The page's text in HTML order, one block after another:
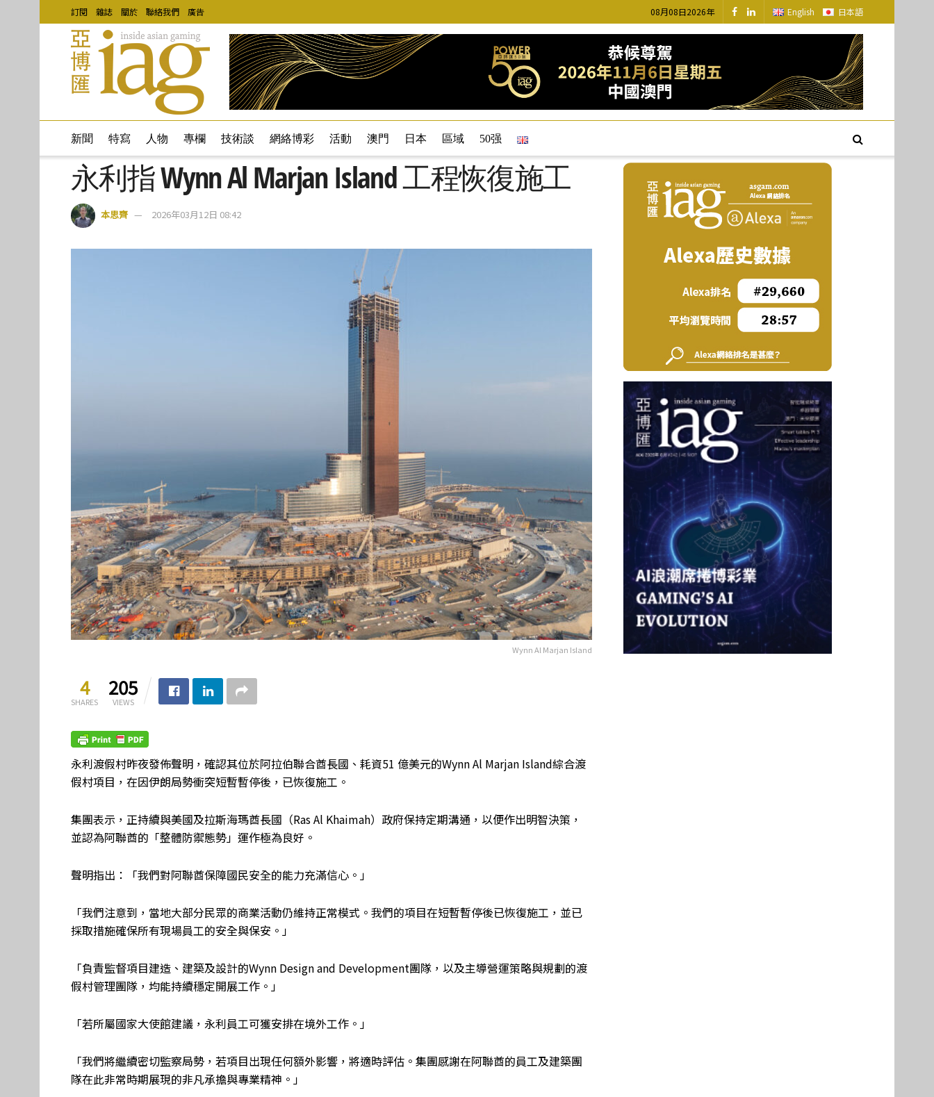
訂閱 雜誌 關於 聯絡我們 廣告 08月08日2026年 English 日本語
新聞 特寫 人物 專欄 技術談 網絡博彩 活動 澳門 日本 區域 50强
永利指 Wynn Al Marjan Island 工程恢復施工
本思齊 2026年03月12日 08:42
Wynn Al Marjan Island
4
SHARES
205
VIEWS
永利渡假村昨夜發佈聲明，確認其位於阿拉伯聯合酋長國、耗資51 億美元的Wynn Al Marjan Island綜合渡
假村項目，在因伊朗局勢衝突短暫暫停後，已恢復施工。
集團表示，正持續與美國及拉斯海瑪酋長國（Ras Al Khaimah）政府保持定期溝通，以便作出明智決策，
並認為阿聯酋的「整體防禦態勢」運作極為良好。
聲明指出：「我們對阿聯酋保障國民安全的能力充滿信心。」
「我們注意到，當地大部分民眾的商業活動仍維持正常模式。我們的項目在短暫暫停後已恢復施工，並已
採取措施確保所有現場員工的安全與保安。」
「負責監督項目建造、建築及設計的Wynn Design and Development團隊，以及主導營運策略與規劃的渡
假村管理團隊，均能持續穩定開展工作。」
「若所屬國家大使館建議，永利員工可獲安排在境外工作。」
「我們將繼續密切監察局勢，若項目出現任何額外影響，將適時評估。集團感謝在阿聯酋的員工及建築團
隊在此非常時期展現的非凡承擔與專業精神。」